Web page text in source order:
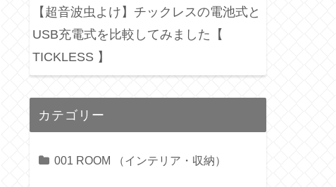
【超音波虫よけ】チックレスの電池式と
USB充電式を比較してみました【
TICKLESS 】
カテゴリー
001 ROOM （インテリア・収納）